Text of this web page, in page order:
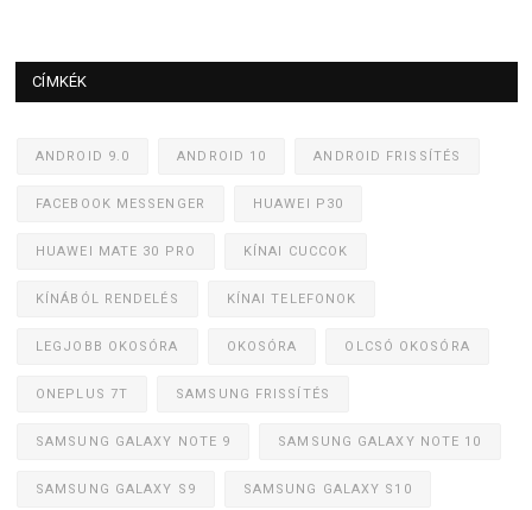
CÍMKÉK
ANDROID 9.0 ANDROID 10 ANDROID FRISSÍTÉS
FACEBOOK MESSENGER HUAWEI P30
HUAWEI MATE 30 PRO KÍNAI CUCCOK
KÍNÁBÓL RENDELÉS KÍNAI TELEFONOK
LEGJOBB OKOSÓRA OKOSÓRA OLCSÓ OKOSÓRA
ONEPLUS 7T SAMSUNG FRISSÍTÉS
SAMSUNG GALAXY NOTE 9 SAMSUNG GALAXY NOTE 10
SAMSUNG GALAXY S9 SAMSUNG GALAXY S10